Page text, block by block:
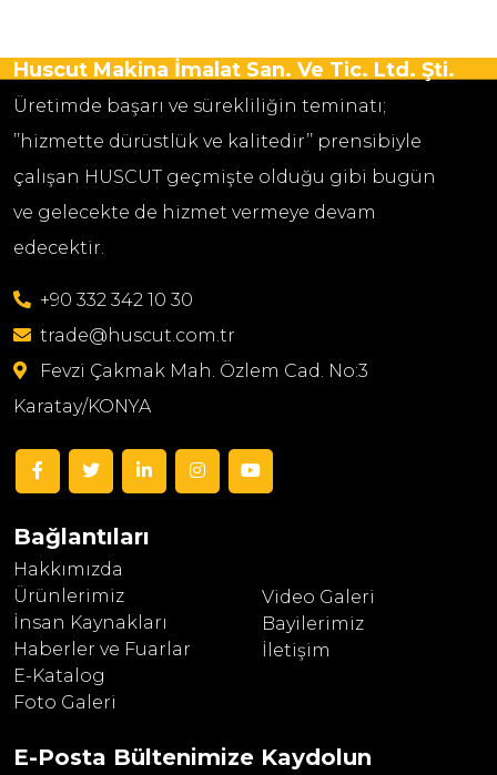
Huscut Makina İmalat San. Ve Tic. Ltd. Şti.
Üretimde başarı ve sürekliliğin teminatı;
’’hizmette dürüstlük ve kalitedir’’ prensibiyle
çalışan HUSCUT geçmişte olduğu gibi bugün
ve gelecekte de hizmet vermeye devam
edecektir.
+90 332 342 10 30
trade@huscut.com.tr
Fevzi Çakmak Mah. Özlem Cad. No:3
Karatay/KONYA
Bağlantıları
Hakkımızda
Ürünlerimiz
İnsan Kaynakları
Haberler ve Fuarlar
E-Katalog
Foto Galeri
Video Galeri
Bayilerimiz
İletişim
E-Posta Bültenimize Kaydolun